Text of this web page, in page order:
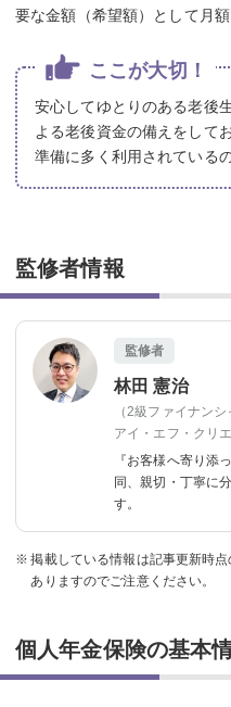
要な金額（希望額）として月
ここが大切！
安心してゆとりのある老後
よる老後資金の備えをして
準備に多く利用されている
監修者情報
監修者
林田 憲治
（2級ファイナン
アイ・エフ・クリエ
『お客様へ寄り添
同、親切・丁寧に
す。
掲載している情報は記事更新時
ありますのでご注意ください。
個人年金保険の基本